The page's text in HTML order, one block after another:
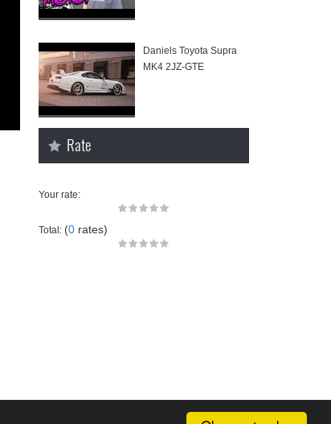
⁣Daniels Toyota Supra
MK4 2JZ-GTE
Rate
Your rate:
Total: (0rates)